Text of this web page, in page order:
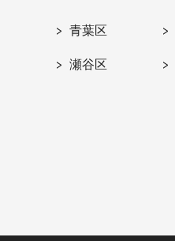
青葉区
瀬谷区